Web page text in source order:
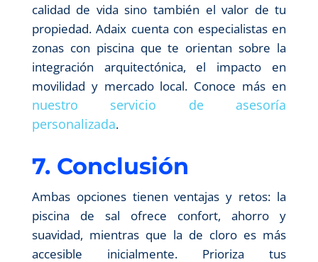
calidad de vida sino también el valor de tu
propiedad. Adaix cuenta con especialistas en
zonas con piscina que te orientan sobre la
integración arquitectónica, el impacto en
movilidad y mercado local. Conoce más en
nuestro servicio de asesoría
personalizada.
7. Conclusión
Ambas opciones tienen ventajas y retos: la
piscina de sal ofrece confort, ahorro y
suavidad, mientras que la de cloro es más
accesible inicialmente. Prioriza tus